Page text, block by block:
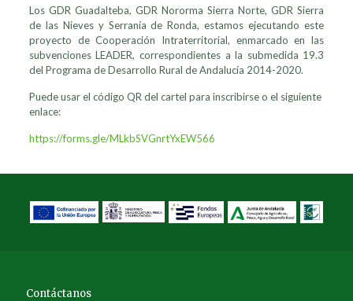
Los GDR Guadalteba, GDR Nororma Sierra Norte, GDR Sierra
de las Nieves y Serranía de Ronda, estamos ejecutando este
proyecto de Cooperación Intraterritorial, enmarcado en las
subvenciones LEADER, correspondientes a la submedida 19.3
del Programa de Desarrollo Rural de Andalucía 2014-2020.
Puede usar el código QR del cartel para inscribirse o el siguiente
enlace:
https://forms.gle/MLkbSVGnrtYxEW566
Contáctanos